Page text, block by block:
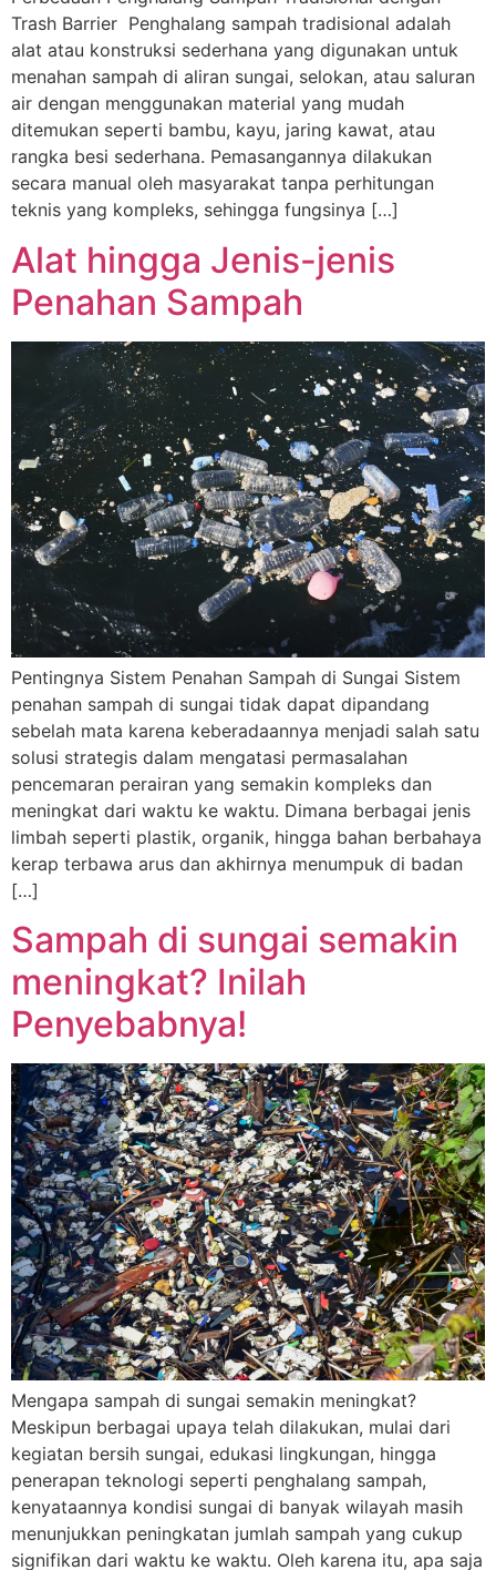
Trash Barrier Penghalang sampah tradisional adalah
alat atau konstruksi sederhana yang digunakan untuk
menahan sampah di aliran sungai, selokan, atau saluran
air dengan menggunakan material yang mudah
ditemukan seperti bambu, kayu, jaring kawat, atau
rangka besi sederhana. Pemasangannya dilakukan
secara manual oleh masyarakat tanpa perhitungan
teknis yang kompleks, sehingga fungsinya […]
Alat hingga Jenis-jenis
Penahan Sampah
Pentingnya Sistem Penahan Sampah di Sungai Sistem
penahan sampah di sungai tidak dapat dipandang
sebelah mata karena keberadaannya menjadi salah satu
solusi strategis dalam mengatasi permasalahan
pencemaran perairan yang semakin kompleks dan
meningkat dari waktu ke waktu. Dimana berbagai jenis
limbah seperti plastik, organik, hingga bahan berbahaya
kerap terbawa arus dan akhirnya menumpuk di badan
[…]
Sampah di sungai semakin
meningkat? Inilah
Penyebabnya!
Mengapa sampah di sungai semakin meningkat?
Meskipun berbagai upaya telah dilakukan, mulai dari
kegiatan bersih sungai, edukasi lingkungan, hingga
penerapan teknologi seperti penghalang sampah,
kenyataannya kondisi sungai di banyak wilayah masih
menunjukkan peningkatan jumlah sampah yang cukup
signifikan dari waktu ke waktu. Oleh karena itu, apa saja